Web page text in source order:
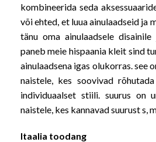
kombineerida seda
või ehted, et luua ainulaadseid ja
tänu oma ainulaadsele
paneb meie hispaania kleit sind
ainulaadsena igas olukorras. see
naistele, kes soovivad
individuaalset stiili. suurus on
naistele, kes kannavad suurust s,
Itaalia toodang